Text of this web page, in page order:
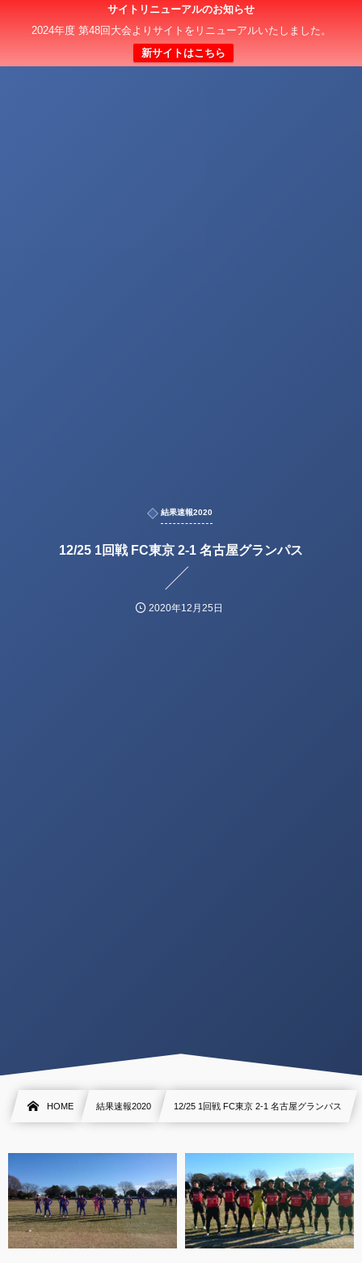
サイトリニューアルのお知らせ
2024年度 第48回大会よりサイトをリニューアルいたしました。
新サイトはこちら
結果速報2020
12/25 1回戦 FC東京 2-1 名古屋グランパス
2020年12月25日
HOME 結果速報2020 12/25 1回戦 FC東京 2-1 名古屋グランパス